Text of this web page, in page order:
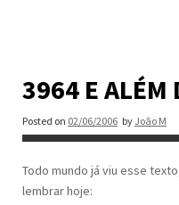
3964 E ALÉM
Posted on 02/06/2006 by João M
Todo mundo já viu esse
lembrar hoje: